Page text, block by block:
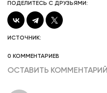
ПОДЕЛИТЕСЬ С ДРУЗЬЯМИ:
ИСТОЧНИК:
0 КОММЕНТАРИЕВ
ОСТАВИТЬ КОММЕНТАРИЙ